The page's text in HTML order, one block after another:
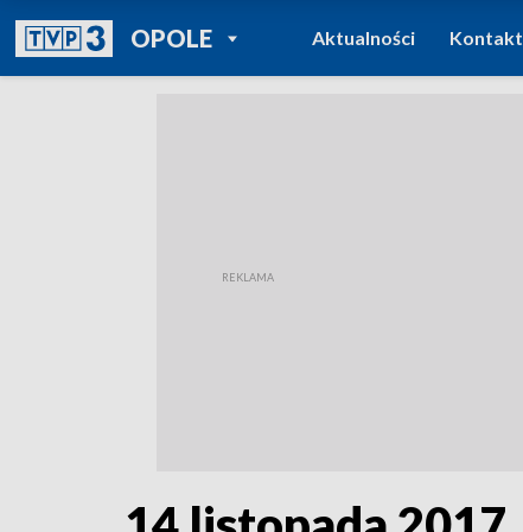
OPOLEPOWRÓT DO
TVP REGIONY
Aktualności Kontakt